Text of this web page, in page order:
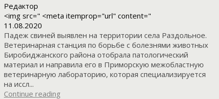
Редактор
<img src=" <meta itemprop="url" content="
11.08.2020
Падеж свиней выявлен на территории села Раздольное.
Ветеринарная станция по борьбе с болезнями животных
Биробиджанского района отобрала патологический
материал и направила его в Приморскую межобластную
ветеринарную лабораторию, которая специализируется
на иссл...
Continue reading